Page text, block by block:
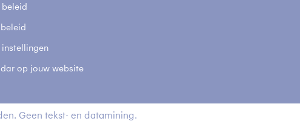
beleid
instellingen
op jouw website
Geen tekst- en datamining.